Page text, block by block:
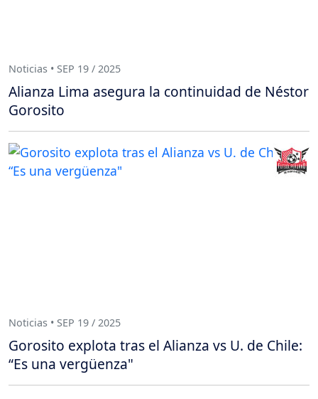
Noticias • SEP 19 / 2025
Alianza Lima asegura la continuidad de Néstor
Gorosito
Noticias • SEP 19 / 2025
Gorosito explota tras el Alianza vs U. de Chile:
“Es una vergüenza"